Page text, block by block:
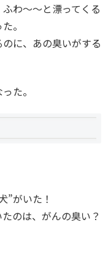
わ～～と漂ってくる
。
に、あの臭いがする
た。
”がいた！
のは、がんの臭い？